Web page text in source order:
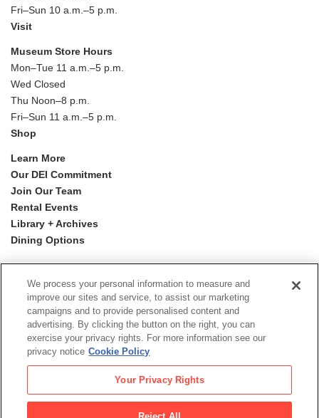
Fri–Sun 10 a.m.–5 p.m.
Visit
Museum Store Hours
Mon–Tue 11 a.m.–5 p.m.
Wed Closed
Thu Noon–8 p.m.
Fri–Sun 11 a.m.–5 p.m.
Shop
Learn More
Our DEI Commitment
Join Our Team
Rental Events
Library + Archives
Dining Options
Social
media
Newsletter Sign-up
© 2026 San Francisco Museum of Modern Art
Proyecto Mission Muralsis a digital publication by the San
Francisco Museum of Modern Art.
The views, findings, conclusions or recommendations
expressed in this digital publication do not necessarily
represent those of the Institute of Museum and Library
Services.
We process your personal information to measure and
improve our sites and service, to assist our marketing
campaigns and to provide personalised content and
advertising. By clicking the button on the right, you can
exercise your privacy rights. For more information see our
privacy notice Cookie Policy
Your Privacy Rights